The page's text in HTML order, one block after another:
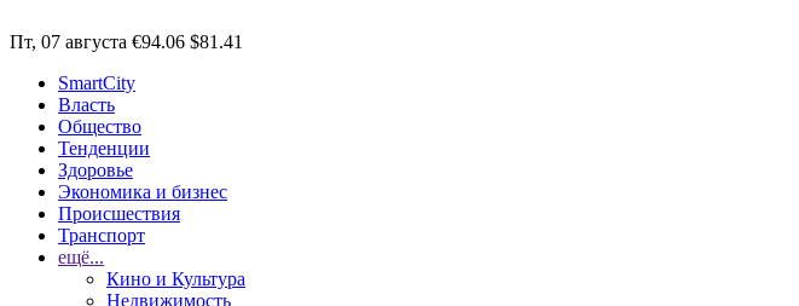
Пт, 07 августа €94.06 $81.41
SmartCity
Власть
Общество
Тенденции
Здоровье
Экономика и бизнес
Происшествия
Транспорт
ещё...
Кино и Культура
Недвижимость